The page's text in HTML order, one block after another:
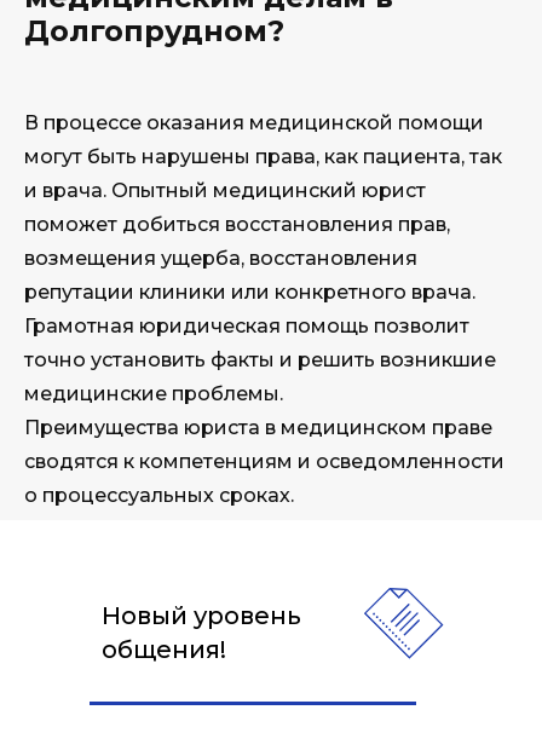
Долгопрудном?
В процессе оказания медицинской помощи
могут быть нарушены права, как пациента, так
и врача. Опытный медицинский юрист
поможет добиться восстановления прав,
возмещения ущерба, восстановления
репутации клиники или конкретного врача.
Грамотная юридическая помощь позволит
точно установить факты и решить возникшие
медицинские проблемы.
Преимущества юриста в медицинском праве
сводятся к компетенциям и осведомленности
о процессуальных сроках.
Новый уровень
общения!